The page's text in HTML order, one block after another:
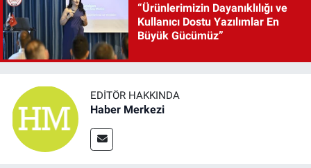
“Ürünlerimizin Dayanıklılığı ve
Kullanıcı Dostu Yazılımlar En
Büyük Gücümüz”
EDITÖR HAKKINDA
Haber Merkezi